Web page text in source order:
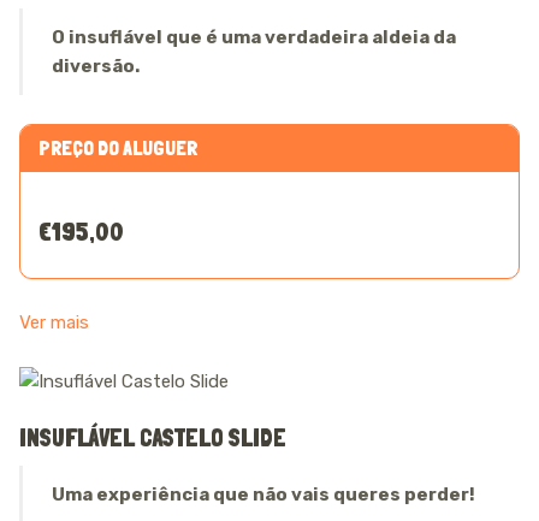
O insuflável que é uma verdadeira aldeia da
diversão.
PREÇO DO ALUGUER
€195,00
Ver mais
INSUFLÁVEL CASTELO SLIDE
Uma experiência que não vais queres perder!